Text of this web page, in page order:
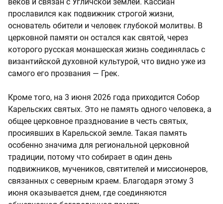
прославился как подвижник строгой жизни,
основатель обители и человек глубокой молитвы. В
церковной памяти он остался как святой, через
которого русская монашеская жизнь соединялась с
византийской духовной культурой, что видно уже из
самого его прозвания — Грек.
Кроме того, на 3 июня 2026 года приходится Собор
Карельских святых. Это не память одного человека, а
общее церковное празднование в честь святых,
просиявших в Карельской земле. Такая память
особенно значима для региональной церковной
традиции, потому что собирает в один день
подвижников, мучеников, святителей и миссионеров,
связанных с северным краем. Благодаря этому 3
июня оказывается днем, где соединяются